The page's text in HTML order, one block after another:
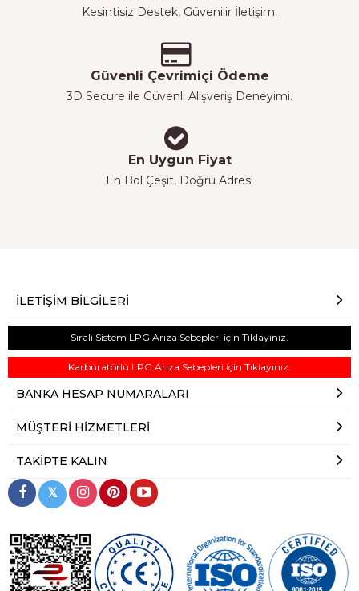
Kesintisiz Destek, Güvenilir İletişim.
Güvenli Çevrimiçi Ödeme
3D Secure ile Güvenli Alışveriş Deneyimi.
En Uygun Fiyat
En Bol Çeşit, Doğru Adres!
İLETIŞIM BILGILERI
Sıralı Sistem LPG Arıza Sebepleri için Tıklayınız.
Karbüratörlü LPG Arıza Sebepleri için Tıklayınız.
BANKA HESAP NUMARALARI
MÜŞTERI HIZMETLERI
TAKIPTE KALIN
𝕏